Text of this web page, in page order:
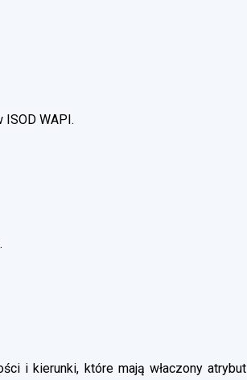
WAPI.
i kierunki, które mają właczony atrybut